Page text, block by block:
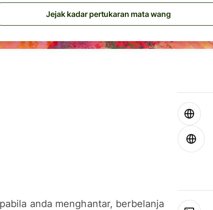
Jejak kadar pertukaran mata wang
anda menghantar, berbelanja